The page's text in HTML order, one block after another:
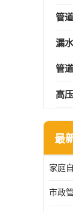
管
漏
管
高
最
市政